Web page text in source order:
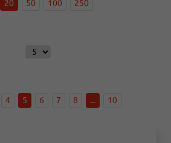
20 50 100 250
4 5 6 7 8 ... 10